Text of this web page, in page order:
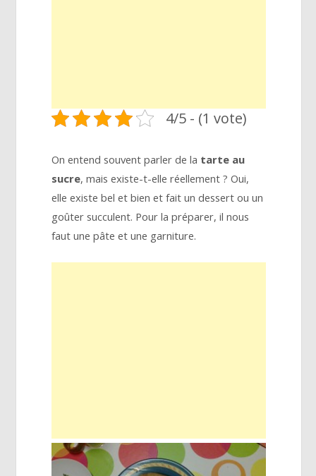
4/5 - (1 vote)
On entend souvent parler de la tarte au
sucre, mais existe-t-elle réellement ? Oui,
elle existe bel et bien et fait un dessert ou un
goûter succulent. Pour la préparer, il nous
faut une pâte et une garniture.